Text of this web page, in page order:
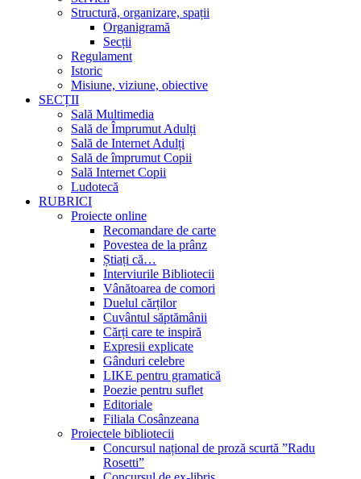
Structură, organizare, spații
Organigramă
Secții
Regulament
Istoric
Misiune, viziune, obiective
SECȚII
Sală Multimedia
Sală de Împrumut Adulți
Sală de Internet Adulți
Sală de împrumut Copii
Sală Internet Copii
Ludotecă
RUBRICI
Proiecte online
Recomandare de carte
Povestea de la prânz
Știați că…
Interviurile Bibliotecii
Vânătoarea de comori
Duelul cărților
Cuvântul săptămânii
Cărți care te inspiră
Expresii explicate
Gânduri celebre
LIKE pentru gramatică
Poezie pentru suflet
Editoriale
Filiala Cosânzeana
Proiectele bibliotecii
Concursul național de proză scurtă ”Radu
Rosetti”